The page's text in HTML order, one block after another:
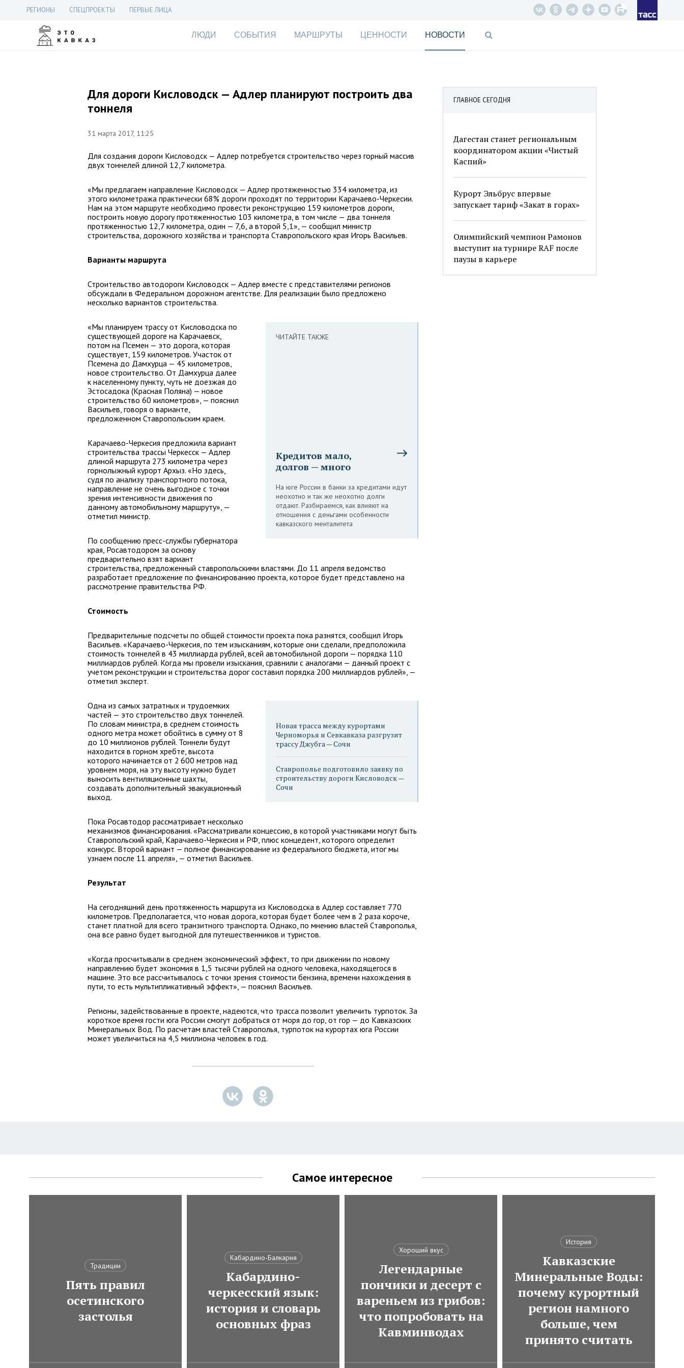
РЕГИОНЫ СПЕЦПРОЕКТЫ ПЕРВЫЕ ЛИЦА
ЛЮДИ СОБЫТИЯ МАРШРУТЫ ЦЕННОСТИ НОВОСТИ
ГЛАВНОЕ СЕГОДНЯ
Дагестан станет региональным
координатором акции «Чистый
Каспий»
Курорт Эльбрус впервые
запускает тариф «Закат в горах»
Олимпийский чемпион Рамонов
выступит на турнире RAF после
паузы в карьере
Для дороги Кисловодск — Адлер планируют построить два
тоннеля
31 марта 2017, 11:25
Для создания дороги Кисловодск — Адлер потребуется строительство через горный массив
двух тоннелей длиной 12,7 километра.
«Мы предлагаем направление Кисловодск — Адлер протяженностью 334 километра, из
этого километража практически 68% дороги проходят по территории Карачаево-Черкесии.
Нам на этом маршруте необходимо провести реконструкцию 159 километров дороги,
построить новую дорогу протяженностью 103 километра, в том числе — два тоннеля
протяженностью 12,7 километра, один — 7,6, а второй 5,1», — сообщил министр
строительства, дорожного хозяйства и транспорта Ставропольского края Игорь Васильев.
Варианты маршрута
Строительство автодороги Кисловодск — Адлер вместе с представителями регионов
обсуждали в Федеральном дорожном агентстве. Для реализации было предложено
несколько вариантов строительства.
ЧИТАЙТЕ ТАКЖЕ
Кредитов мало,
долгов — много
На юге России в банки за кредитами идут
неохотно и так же неохотно долги
отдают. Разбираемся, как влияют на
отношения с деньгами особенности
кавказского менталитета
«Мы планируем трассу от Кисловодска по
существующей дороге на Карачаевск,
потом на Псемен — это дорога, которая
существует, 159 километров. Участок от
Псемена до Дамхурца — 45 километров,
новое строительство. От Дамхурца далее
к населенному пункту, чуть не доезжая до
Эстосадока (Красная Поляна) — новое
строительство 60 километров», — пояснил
Васильев, говоря о варианте,
предложенном Ставропольским краем.
Карачаево-Черкесия предложила вариант
строительства трассы Черкесск — Адлер
длиной маршрута 273 километра через
горнолыжный курорт Архыз. «Но здесь,
судя по анализу транспортного потока,
направление не очень выгодное с точки
зрения интенсивности движения по
данному автомобильному маршруту», —
отметил министр.
По сообщению пресс-службы губернатора
края, Росавтодором за основу
предварительно взят вариант
строительства, предложенный ставропольскими властями. До 11 апреля ведомство
разработает предложение по финансированию проекта, которое будет представлено на
рассмотрение правительства РФ.
Стоимость
Предварительные подсчеты по общей стоимости проекта пока разнятся, сообщил Игорь
Васильев. «Карачаево-Черкесия, по тем изысканиям, которые они сделали, предположила
стоимость тоннелей в 43 миллиарда рублей, всей автомобильной дороги — порядка 110
миллиардов рублей. Когда мы провели изыскания, сравнили с аналогами — данный проект с
учетом реконструкции и строительства дорог составил порядка 200 миллиардов рублей», —
отметил эксперт.
Новая трасса между курортами
Черноморья и Севкавказа разгрузит
трассу Джубга — Сочи
Ставрополье подготовило заявку по
строительству дороги Кисловодск —
Сочи
Одна из самых затратных и трудоемких
частей — это строительство двух тоннелей.
По словам министра, в среднем стоимость
одного метра может обойтись в сумму от 8
до 10 миллионов рублей. Тоннели будут
находится в горном хребте, высота
которого начинается от 2 600 метров над
уровнем моря, на эту высоту нужно будет
выносить вентиляционные шахты,
создавать дополнительный эвакуационный
выход.
Пока Росавтодор рассматривает несколько
механизмов финансирования. «Рассматривали концессию, в которой участниками могут быть
Ставропольский край, Карачаево-Черкесия и РФ, плюс концедент, которого определит
конкурс. Второй вариант — полное финансирование из федерального бюджета, итог мы
узнаем после 11 апреля», — отметил Васильев.
Результат
На сегодняшний день протяженность маршрута из Кисловодска в Адлер составляет 770
километров. Предполагается, что новая дорога, которая будет более чем в 2 раза короче,
станет платной для всего транзитного транспорта. Однако, по мнению властей Ставрополья,
она все равно будет выгодной для путешественников и туристов.
«Когда просчитывали в среднем экономический эффект, то при движении по новому
направлению будет экономия в 1,5 тысячи рублей на одного человека, находящегося в
машине. Это все рассчитывалось с точки зрения стоимости бензина, времени нахождения в
пути, то есть мультипликативный эффект», — пояснил Васильев.
Регионы, задействованные в проекте, надеются, что трасса позволит увеличить турпоток. За
короткое время гости юга России смогут добраться от моря до гор, от гор — до Кавказских
Минеральных Вод. По расчетам властей Ставрополья, турпоток на курортах юга России
может увеличиться на 4,5 миллиона человек в год.
Самое интересное
Традиции
Пять правил
осетинского
застолья
Кабардино-Балкария
Кабардино-
черкесский язык:
история и словарь
основных фраз
Хороший вкус
Легендарные
пончики и десерт с
вареньем из грибов:
что попробовать на
Кавминводах
История
Кавказские
Минеральные Воды:
почему курортный
регион намного
больше, чем
принято считать